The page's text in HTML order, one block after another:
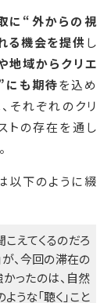
に“外からの視
る機会を提供 し
地域からクリエ
にも期待を込め
それぞれのクリ
トの存在を通し
以下のように綴
えてくるのだろ
が、今回の滞在の
ったのは、自然
うな「聴く」こと